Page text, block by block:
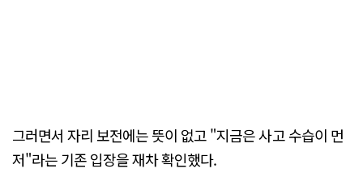
그러면서 자리 보전에는 뜻이 없고 "지금은 사고 수습이 먼
저"라는 기존 입장을 재차 확인했다.